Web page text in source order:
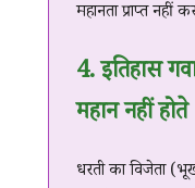
महानता प्राप्त नहीं
4. इतिहास
महान नहीं होते
धरती का विजेता